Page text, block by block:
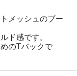
メッシュのブー
ド感です。
のTバックで